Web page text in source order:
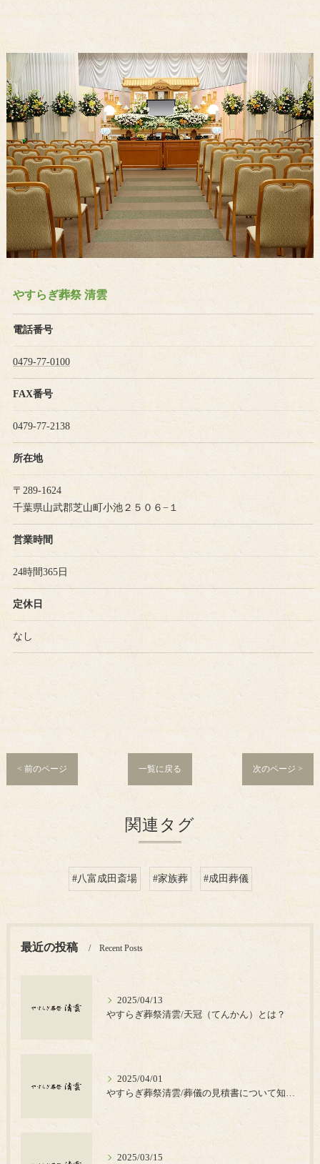
やすらぎ葬祭 清雲
電話番号
0479-77-0100
FAX番号
0479-77-2138
所在地
〒289-1624
千葉県山武郡芝山町小池２５０６−１
営業時間
24時間365日
定休日
なし
< 前のページ 一覧に戻る 次のページ >
関連タグ
#八富成田斎場 #家族葬 #成田葬儀
最近の投稿 Recent Posts
2025/04/13
やすらぎ葬祭清雲/天冠（てんかん）とは？
2025/04/01
2025/03/15